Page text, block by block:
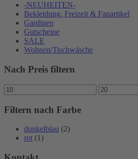
-NEUHEITEN-
Bekleidung, Freizeit & Fanartikel
Gardinen
Gutscheine
SALE
Wohnen/Tischwäsche
Nach Preis filtern
Min.
Preis
Max.
Preis
Filtern nach Farbe
dunkelblau (2)
rot (1)